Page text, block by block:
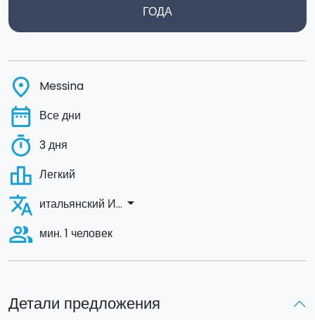
Детали предложения
ГОДА
place Messina
date_range Все дни
timer 3 дня
leaderboard Легкий
translate итальянский И... arrow_drop_down
people_alt мин. 1 человек